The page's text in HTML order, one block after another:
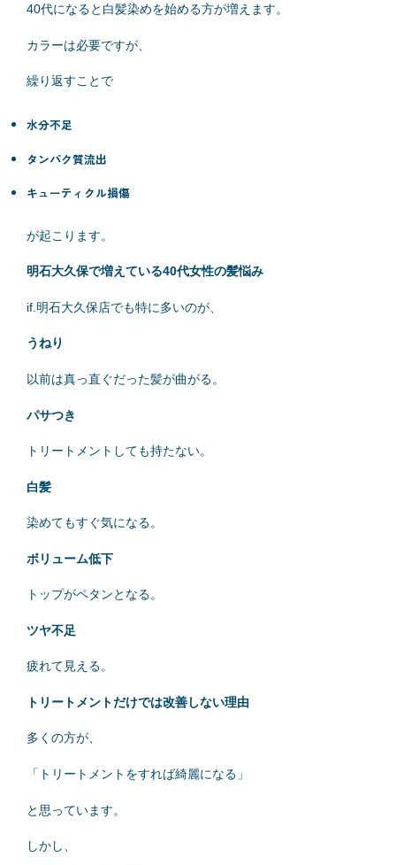
40代になると白髪染めを始める方が増えます。
カラーは必要ですが、
繰り返すことで
水分不足
タンパク質流出
キューティクル損傷
が起こります。
明石大久保で増えている40代女性の髪悩み
if.明石大久保店でも特に多いのが、
うねり
以前は真っ直ぐだった髪が曲がる。
パサつき
トリートメントしても持たない。
白髪
染めてもすぐ気になる。
ボリューム低下
トップがペタンとなる。
ツヤ不足
疲れて見える。
トリートメントだけでは改善しない理由
多くの方が、
「トリートメントをすれば綺麗になる」
と思っています。
しかし、